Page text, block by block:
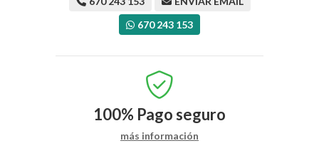
670 243 153
100% Pago seguro
más información